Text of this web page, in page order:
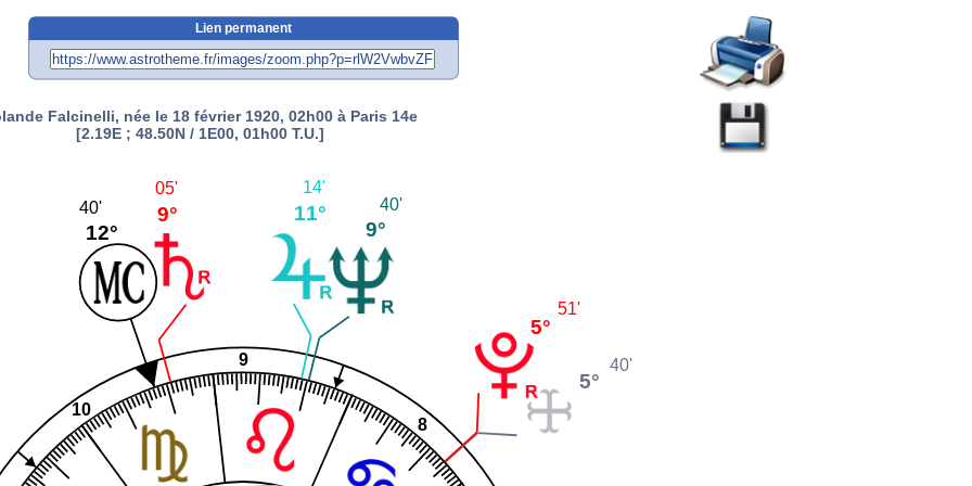
Lien permanent
Falcinelli, née le 18 février 1920, 02h00 à Paris 14e
[2.19E ; 48.50N / 1E00, 01h00 T.U.]
8
9
10
5°
40'
5°
51'
9°
40'
11°
14'
9°
05'
12°
40'